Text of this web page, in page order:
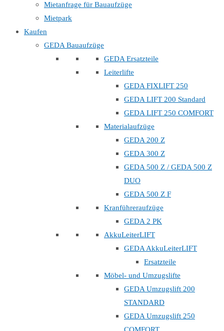
Mietanfrage für Bauaufzüge
Mietpark
Kaufen
GEDA Bauaufzüge
GEDA Ersatzteile
Leiterlifte
GEDA FIXLIFT 250
GEDA LIFT 200 Standard
GEDA LIFT 250 COMFORT
Materialaufzüge
GEDA 200 Z
GEDA 300 Z
GEDA 500 Z / GEDA 500 Z
DUO
GEDA 500 Z F
Kranführeraufzüge
GEDA 2 PK
AkkuLeiterLIFT
GEDA AkkuLeiterLIFT
Ersatzteile
Möbel- und Umzugslifte
GEDA Umzugslift 200
STANDARD
GEDA Umzugslift 250